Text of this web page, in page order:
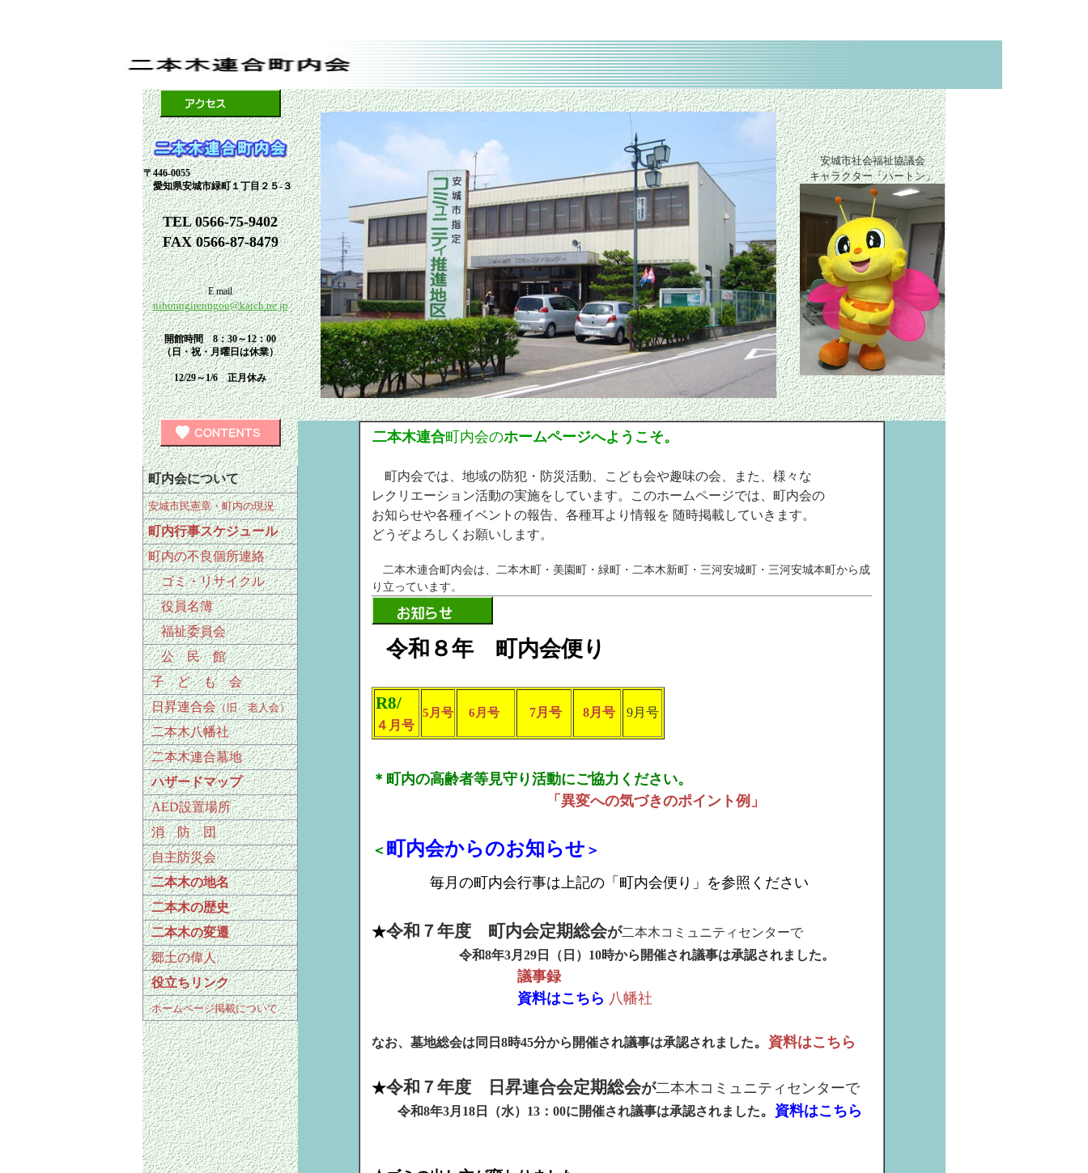
〒446-0055
愛知県安城市緑町１丁目２５-３
TEL 0566-75-9402
FAX 0566-87-8479
E mail
nihonngirenngou@katch.ne.jp
開館時間 8：30～12：00
（日・祝・月曜日は休業）
12/29～1/6 正月休み
町内会について
安城市民憲章・町内の現況
町内行事スケジュール
町内の不良個所連絡
ゴミ・リサイクル
役員名簿
福祉委員会
公 民 館
子 ど も 会
日昇連合会（旧 老人会）
二本木八幡社
二本木連合墓地
ハザードマップ
AED設置場所
消 防 団
自主防災会
二本木の地名
二本木の歴史
二本木の変遷
郷土の偉人
役立ちリンク
ホームページ掲載について
安城市社会福祉協議会
キャラクター「ハートン」
二本木連合町内会のホームページへようこそ。
町内会では、地域の防犯・防災活動、こども会や趣味の会、また、様々な
レクリエーション活動の実施をしています。このホームページでは、町内会の
お知らせや各種イベントの報告、各種耳より情報を 随時掲載していきます。
どうぞよろしくお願いします。
二本木連合町内会は、二本木町・美園町・緑町・二本木新町・三河安城町・三河安城本町から成
り立っています。
令和８年 町内会便り
R8/
４月号
5月号 6月号 7月号 8月号 9月号
＊町内の高齢者等見守り活動にご協力ください。
「異変への気づきのポイント例」
＜ 町内会からのお知らせ ＞
毎月の町内会行事は上記の「町内会便り」を参照ください
★令和７年度 町内会定期総会が二本木コミュニティセンターで
令和8年3月29日（日）10時から開催され議事は承認されました。
議事録
資料はこちら 八幡社
なお、墓地総会は同日8時45分から開催され議事は承認されました。 資料はこちら
★令和７年度 日昇連合会定期総会が二本木コミュニティセンターで
令和8年3月18日（水）13：00に開催され議事は承認されました。 資料はこちら